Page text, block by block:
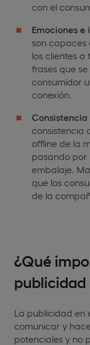
con el
Emociones e
son capaces
los clientes a
frases que
consumidor
conexión.
consistencia
offline de la
pasando por
embalaje.
que los
de la
¿Qué
publicidad
La publicidad en
comunicar y
potenciales y no